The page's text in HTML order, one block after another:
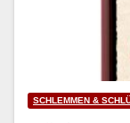
SCHLEMMEN &